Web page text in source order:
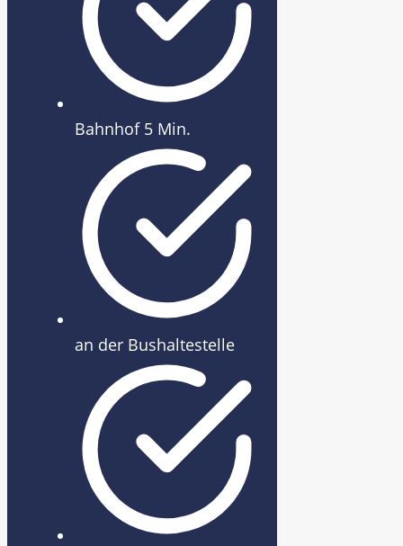
Bahnhof 5 Min.
an der Bushaltestelle